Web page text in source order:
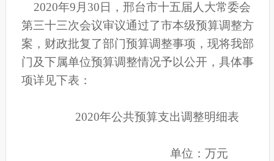
2020年9月30日，邢台市十五届人大常委会
第三十三次会议审议通过了市本级预算调整方
案，财政批复了部门预算调整事项，现将我部
门及下属单位预算调整情况予以公开，具体事
项详见下表：
2020年公共预算支出调整明细表
单位：万元